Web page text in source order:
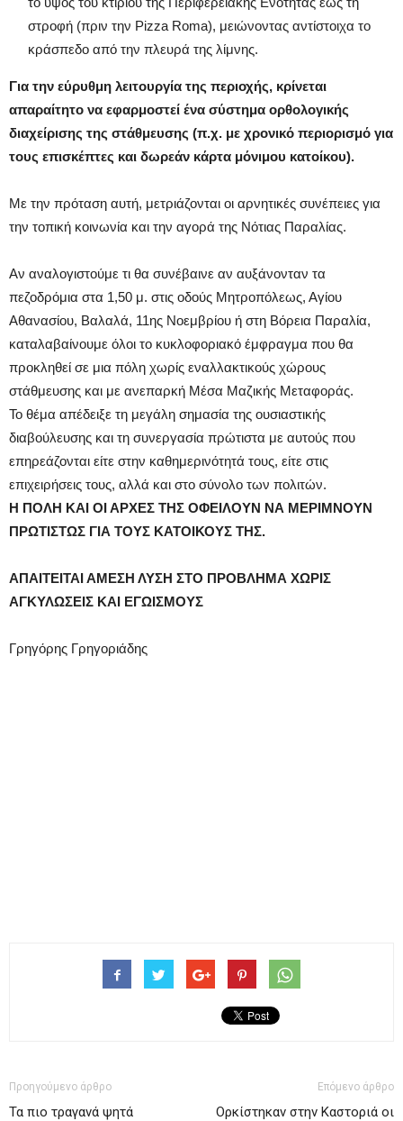
στροφή (πριν την Pizza Roma), μειώνοντας αντίστοιχα το
κράσπεδο από την πλευρά της λίμνης.
Για την εύρυθμη λειτουργία της περιοχής, κρίνεται
απαραίτητο να εφαρμοστεί ένα σύστημα ορθολογικής
διαχείρισης της στάθμευσης (π.χ. με χρονικό περιορισμό για
τους επισκέπτες και δωρεάν κάρτα μόνιμου κατοίκου).
Με την πρόταση αυτή, μετριάζονται οι αρνητικές συνέπειες για
την τοπική κοινωνία και την αγορά της Νότιας Παραλίας.
Αν αναλογιστούμε τι θα συνέβαινε αν αυξάνονταν τα
πεζοδρόμια στα 1,50 μ. στις οδούς Μητροπόλεως, Αγίου
Αθανασίου, Βαλαλά, 11ης Νοεμβρίου ή στη Βόρεια Παραλία,
καταλαβαίνουμε όλοι το κυκλοφοριακό έμφραγμα που θα
προκληθεί σε μια πόλη χωρίς εναλλακτικούς χώρους
στάθμευσης και με ανεπαρκή Μέσα Μαζικής Μεταφοράς.
Το θέμα απέδειξε τη μεγάλη σημασία της ουσιαστικής
διαβούλευσης και τη συνεργασία πρώτιστα με αυτούς που
επηρεάζονται είτε στην καθημερινότητά τους, είτε στις
επιχειρήσεις τους, αλλά και στο σύνολο των πολιτών.
Η ΠΟΛΗ ΚΑΙ ΟΙ ΑΡΧΕΣ ΤΗΣ ΟΦΕΙΛΟΥΝ ΝΑ ΜΕΡΙΜΝΟΥΝ
ΠΡΩΤΙΣΤΩΣ ΓΙΑ ΤΟΥΣ ΚΑΤΟΙΚΟΥΣ ΤΗΣ.
ΑΠΑΙΤΕΙΤΑΙ ΑΜΕΣΗ ΛΥΣΗ ΣΤΟ ΠΡΟΒΛΗΜΑ ΧΩΡΙΣ
ΑΓΚΥΛΩΣΕΙΣ ΚΑΙ ΕΓΩΙΣΜΟΥΣ
Γρηγόρης Γρηγοριάδης
Προηγούμενο άρθρο
Τα πιο τραγανά ψητά
Επόμενο άρθρο
Ορκίστηκαν στην Καστοριά οι